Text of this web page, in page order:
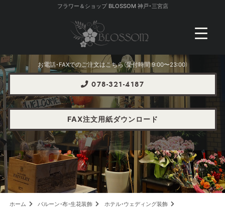
フラワー＆ショップ BLOSSOM 神戸・三宮店
お電話・FAXでのご注文はこちら（受付時間 9:00〜23:00）
078-321-4187
FAX注文用紙ダウンロード
ホーム バルーン・布・生花装飾 ホテル・ウェディング装飾